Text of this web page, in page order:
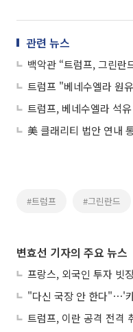
관련 뉴스
#트럼프 #그린란드
변효선 기자의 주요 뉴스